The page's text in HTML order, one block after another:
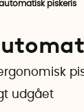
piskeris